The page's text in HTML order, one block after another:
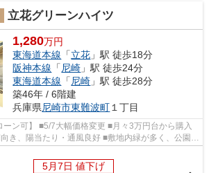
立花グリーンハイツ
1,280万円
東海道本線 「立花 」駅 徒歩18分
阪神本線 「尼崎 」駅 徒歩24分
東海道本線 「尼崎 」駅 徒歩28分
築46年 / 6階建
兵庫県尼崎市東難波町１丁目
ーン可】 ■5/7大幅価格変更 ■月々3万円台から購入
施工、全...
5月7日 値下げ